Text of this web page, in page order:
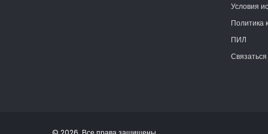
Условия
Политика
ПИЛ
Связаться